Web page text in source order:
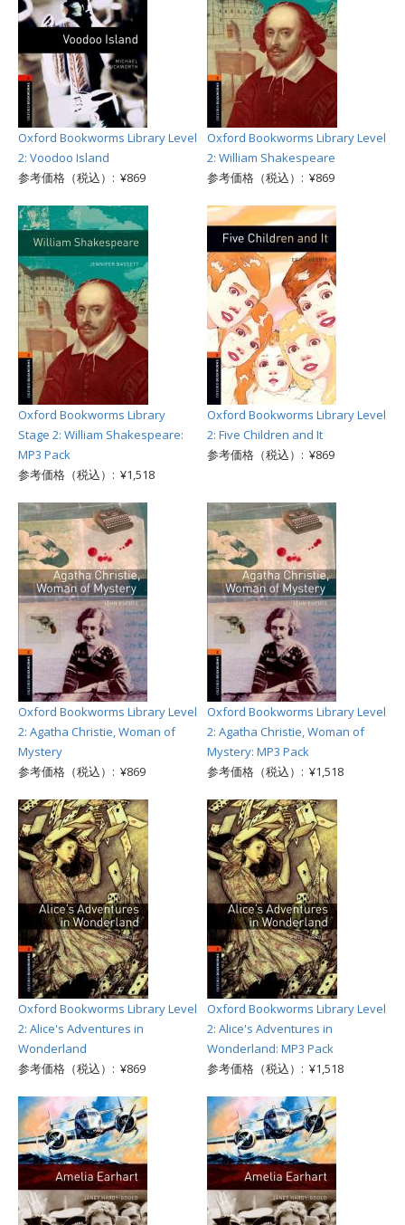
Oxford Bookworms Library Level
2: Voodoo Island
参考価格（税込）: ¥869
Oxford Bookworms Library Level
2: William Shakespeare
参考価格（税込）: ¥869
Oxford Bookworms Library
Stage 2: William Shakespeare:
MP3 Pack
参考価格（税込）: ¥1,518
Oxford Bookworms Library Level
2: Five Children and It
参考価格（税込）: ¥869
Oxford Bookworms Library Level
2: Agatha Christie, Woman of
Mystery
参考価格（税込）: ¥869
Oxford Bookworms Library Level
2: Agatha Christie, Woman of
Mystery: MP3 Pack
参考価格（税込）: ¥1,518
Oxford Bookworms Library Level
2: Alice's Adventures in
Wonderland
参考価格（税込）: ¥869
Oxford Bookworms Library Level
2: Alice's Adventures in
Wonderland: MP3 Pack
参考価格（税込）: ¥1,518